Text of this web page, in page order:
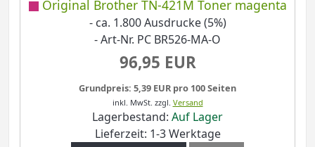
Original Brother TN-421M Toner magenta
- ca. 1.800 Ausdrucke (5%)
- Art-Nr. PC BR526-MA-O
96,95 EUR
Grundpreis: 5,39 EUR pro 100 Seiten
inkl. MwSt. zzgl. Versand
Lagerbestand: Auf Lager
Lieferzeit: 1-3 Werktage